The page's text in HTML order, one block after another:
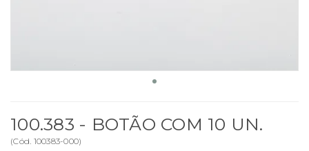
100.383 - BOTÃO COM 10 UN.
(Cód. 100383-000)